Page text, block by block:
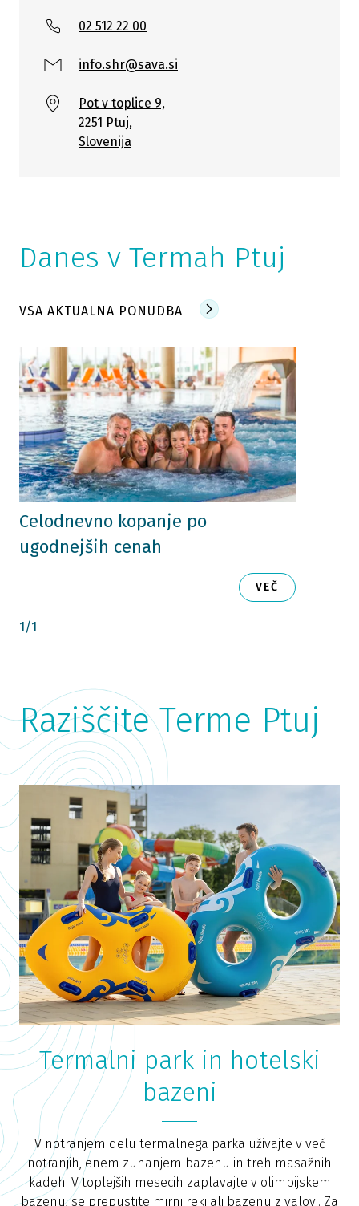
02 512 22 00
info.shr@sava.si
Pot v toplice 9,
2251 Ptuj,
Slovenija
Danes v Termah Ptuj
VSA AKTUALNA PONUDBA
Celodnevno kopanje po
ugodnejših cenah
VEČ
1/1
Raziščite Terme Ptuj
Termalni park in hotelski
bazeni
V notranjem delu termalnega parka uživajte v več
notranjih, enem zunanjem bazenu in treh masažnih
kadeh. V toplejših mesecih zaplavajte v olimpijskem
bazenu, se prepustite mirni reki ali bazenu z valovi. Za